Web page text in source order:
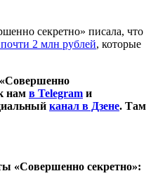
секретно» писала, что
2 млн рублей, которые
нам в Telegram и
канал в Дзене. Там
«Совершенно секретно»: